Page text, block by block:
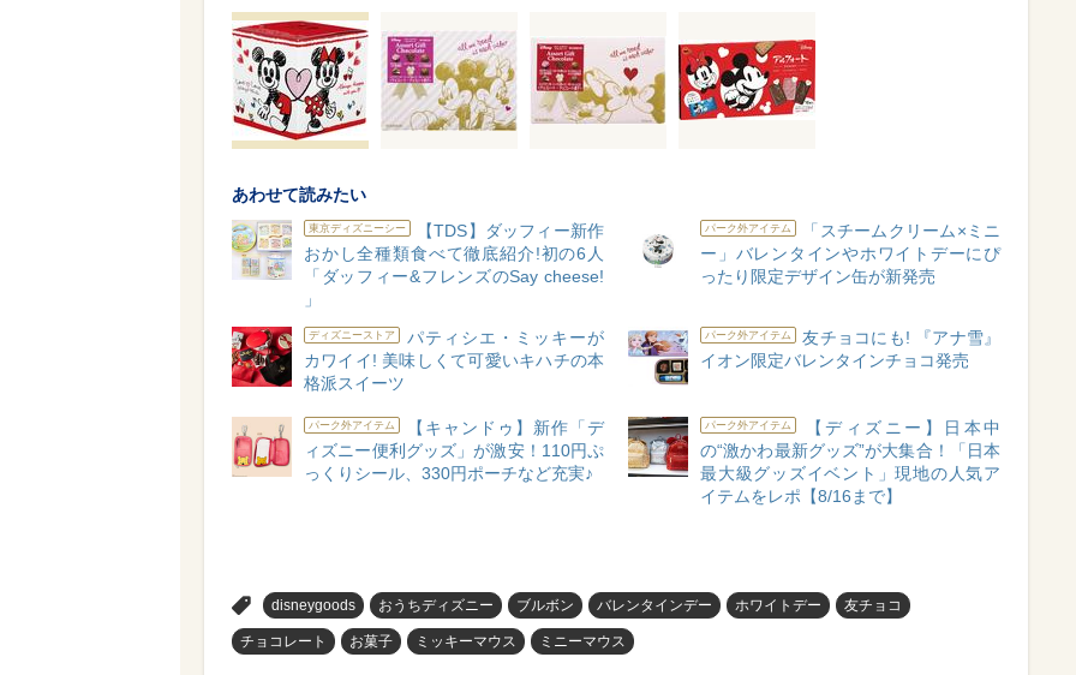
あわせて読みたい
東京ディズニーシー
【TDS】ダッフィー新作
おかし全種類食べて徹底紹介!初の6人
「ダッフィー&フレンズのSay cheese!
」
パーク外アイテム
「スチームクリーム×ミニ
ー」バレンタインやホワイトデーにぴ
ったり限定デザイン缶が新発売
ディズニーストア
パティシエ・ミッキーが
カワイイ! 美味しくて可愛いキハチの本
格派スイーツ
パーク外アイテム
友チョコにも! 『アナ雪』
イオン限定バレンタインチョコ発売
パーク外アイテム
【キャンドゥ】新作「デ
ィズニー便利グッズ」が激安！110円ぷ
っくりシール、330円ポーチなど充実♪
パーク外アイテム
【ディズニー】日本中
の“激かわ最新グッズ”が大集合！「日本
最大級グッズイベント」現地の人気ア
イテムをレポ【8/16まで】
disneygoods おうちディズニー ブルボン バレンタインデー ホワイトデー 友チョコ
チョコレート お菓子 ミッキーマウス ミニーマウス